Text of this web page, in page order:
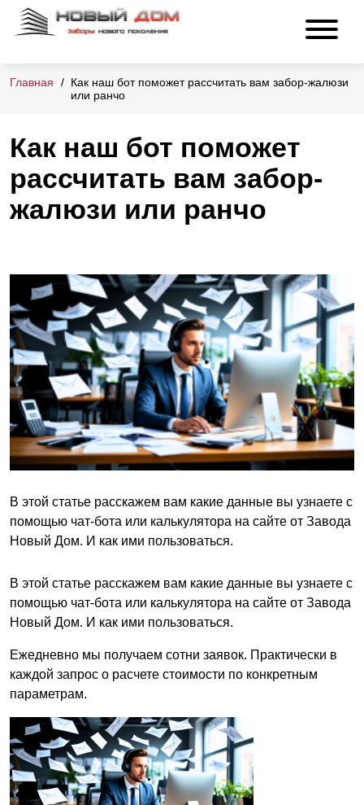
Главная
Как наш бот поможет рассчитать вам забор-жалюзи
или ранчо
Как наш бот поможет
рассчитать вам забор-
жалюзи или ранчо
В этой статье расскажем вам какие данные вы узнаете с
помощью чат-бота или калькулятора на сайте от Завода
Новый Дом. И как ими пользоваться.
В этой статье расскажем вам какие данные вы узнаете с
помощью чат-бота или калькулятора на сайте от Завода
Новый Дом. И как ими пользоваться.
Ежедневно мы получаем сотни заявок. Практически в
каждой запрос о расчете стоимости по конкретным
параметрам.